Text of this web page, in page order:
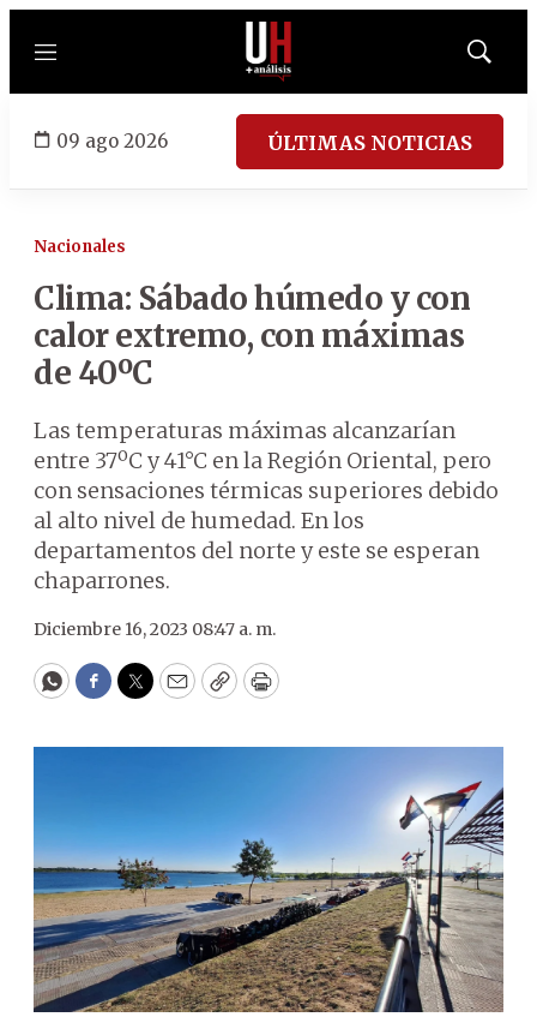
Menú
Mostrar
09 ago 2026 ÚLTIMAS NOTICIAS
Nacionales
Clima: Sábado húmedo y con
calor extremo, con máximas
de 40ºC
Las temperaturas máximas alcanzarían
entre 37ºC y 41°C en la Región Oriental, pero
con sensaciones térmicas superiores debido
al alto nivel de humedad. En los
departamentos del norte y este se esperan
chaparrones.
Diciembre 16, 2023 08:47 a. m.
WhatsApp
Facebook
Twitter
EmailCopyPrint